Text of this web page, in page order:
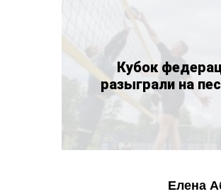
Кубок
разыграли на
Елена